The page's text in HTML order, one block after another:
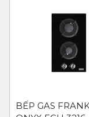
BẾP GAS